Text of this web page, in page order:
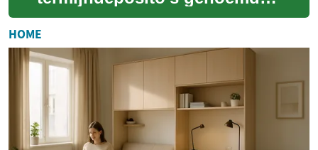
bieden een gestructureerde
manier om spaargeld te laten
groeien ...
HOME